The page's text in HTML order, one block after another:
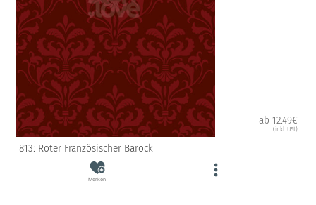
ab 12.49€
(inkl. USt)
813: Roter Französischer Barock
Merken